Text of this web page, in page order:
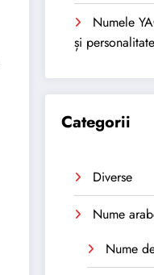
Numele
și personalitate
Categorii
Diverse
Nume
Nume